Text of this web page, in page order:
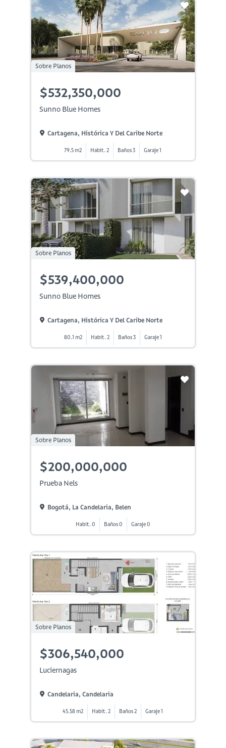
Sobre Planos
$532,350,000
Sunno Blue Homes
Cartagena, Histórica Y Del Caribe Norte
79.5 m2 Habit. 2 Baños 3 Garaje 1
Sobre Planos
$539,400,000
Sunno Blue Homes
Cartagena, Histórica Y Del Caribe Norte
80.1 m2 Habit. 2 Baños 3 Garaje 1
Sobre Planos
$200,000,000
Prueba Nels
Bogotá, La Candelaria, Belen
Habit. 0 Baños 0 Garaje 0
Sobre Planos
$306,540,000
Luciernagas
Candelaria, Candelaria
45.58 m2 Habit. 2 Baños 2 Garaje 1